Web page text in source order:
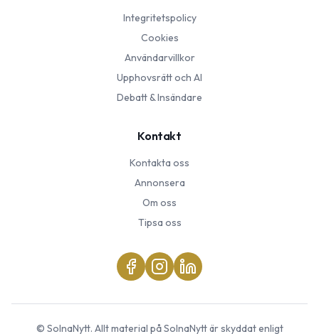
Integritetspolicy
Cookies
Användarvillkor
Upphovsrätt och AI
Debatt & Insändare
Kontakt
Kontakta oss
Annonsera
Om oss
Tipsa oss
© SolnaNytt. Allt material påSolnaNyttär skyddat enligt